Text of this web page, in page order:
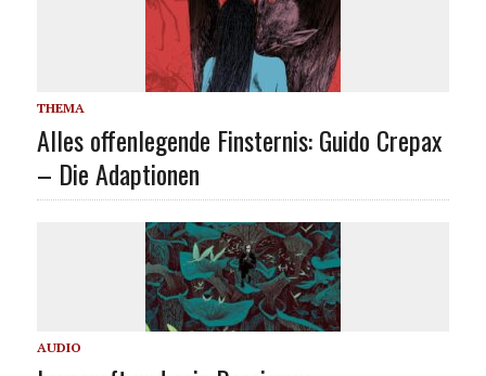
THEMA
Alles offenlegende Finsternis: Guido Crepax
– Die Adaptionen
AUDIO